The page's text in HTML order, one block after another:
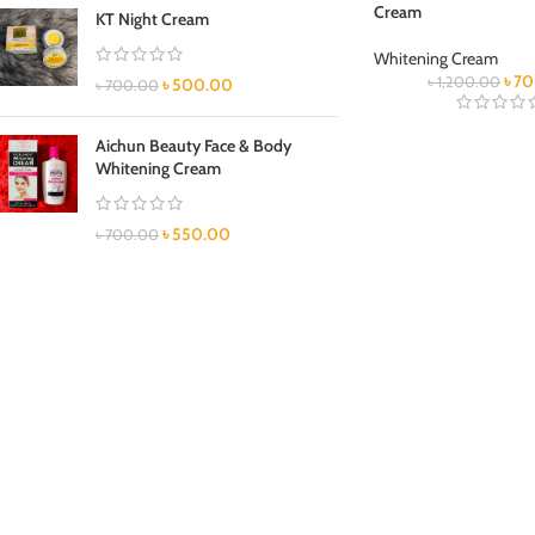
KT Night Cream
৳700.00 ৳500.00
Aichun Beauty Face & Body
Whitening Cream
৳700.00 ৳550.00
Cream
Whitening Cream
৳1,200.00 ৳